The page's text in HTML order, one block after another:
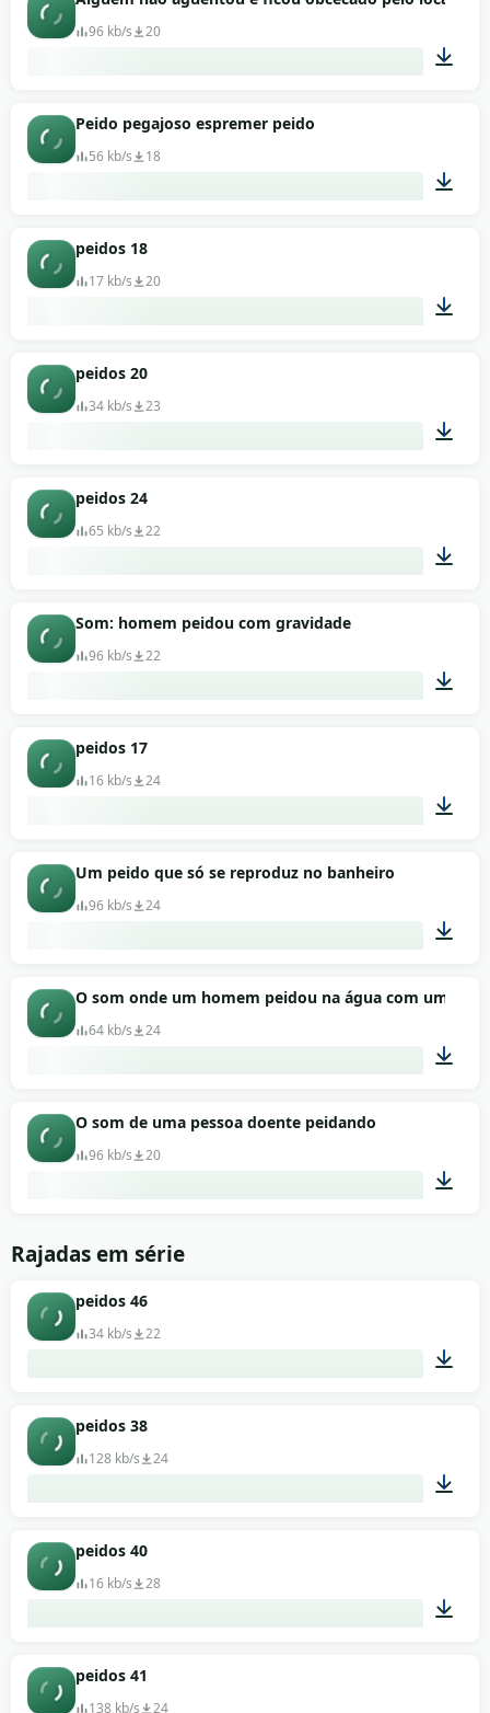
96 kb/s 20
Peido pegajoso espremer peido
56 kb/s 18
peidos 18
17 kb/s 20
peidos 20
34 kb/s 23
peidos 24
65 kb/s 22
Som: homem peidou com gravidade
96 kb/s 22
peidos 17
16 kb/s 24
Um peido que só se reproduz no banheiro
96 kb/s 24
00:01
O som onde um homem peidou na água com uma
64 kb/s 24
O som de uma pessoa doente peidando
96 kb/s 20
Rajadas em série
peidos 46
34 kb/s 22
peidos 38
128 kb/s 24
peidos 40
16 kb/s 28
peidos 41
138 kb/s 24